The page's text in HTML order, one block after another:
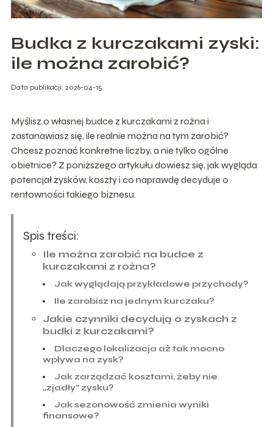
Budka z kurczakami zyski:
ile można zarobić?
Data publikacji: 2026-04-15
Myślisz o własnej budce z kurczakami z rożna i
zastanawiasz się, ile realnie można na tym zarobić?
Chcesz poznać konkretne liczby, a nie tylko ogólne
obietnice? Z poniższego artykułu dowiesz się, jak wygląda
potencjał zysków, koszty i co naprawdę decyduje o
rentowności takiego biznesu.
Spis treści:
Ile można zarobić na budce z
kurczakami z rożna?
Jak wyglądają przykładowe przychody?
Ile zarobisz na jednym kurczaku?
Jakie czynniki decydują o zyskach z
budki z kurczakami?
Dlaczego lokalizacja aż tak mocno
wpływa na zysk?
Jak zarządzać kosztami, żeby nie
„zjadły” zysku?
Jak sezonowość zmienia wyniki
finansowe?